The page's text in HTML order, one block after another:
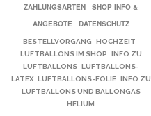
ZAHLUNGSARTEN
SHOP INFO &
ANGEBOTE
DATENSCHUTZ
BESTELLVORGANG
HOCHZEIT
LUFTBALLONS IM SHOP
INFO ZU
LUFTBALLONS LUFTBALLONS-
LATEX LUFTBALLONS-FOLIE INFO ZU
LUFTBALLONS UND BALLONGAS
HELIUM